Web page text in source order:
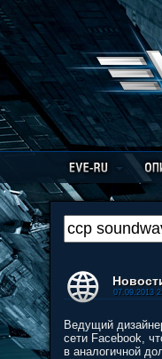
07.09.2013
Ведущий
сети Facebook,
в аналогичной